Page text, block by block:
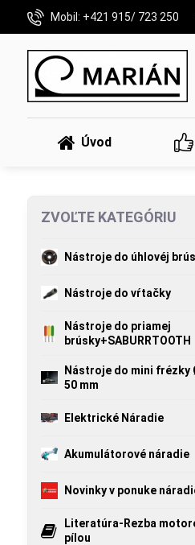
Mobil: +421 915/ 723 250
Úvod
ZVOĽTE KATEGÓRIU
Nástroje do úhlovéj
Nástroje do vŕtačky
Nástroje do priamej
brúsky+SABURRTOOTH
Nástroje do mini frézky
50 mm
Elektrické Náradie
Akumulátorové náradie
Novinky v ponuke
Literatúra-Rezba
pílou